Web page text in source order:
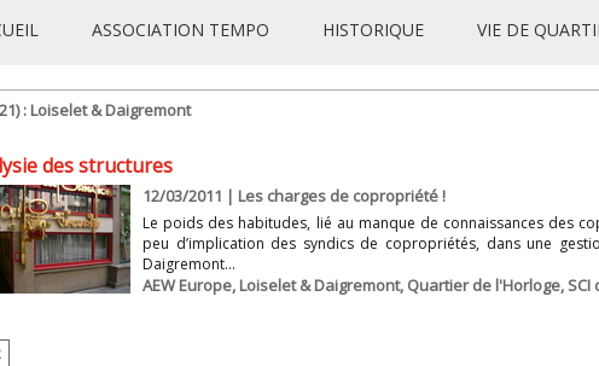
ASSOCIATION TEMPO HISTORIQUE VIE DE
: Loiselet & Daigremont
des structures
12/03/2011 | Les charges de copropriété !
Le poids des habitudes, lié au manque de connaissances des
peu d’implication des syndics de copropriétés, dans une
Daigremont...
AEW Europe, Loiselet & Daigremont, Quartier de l'Horloge,